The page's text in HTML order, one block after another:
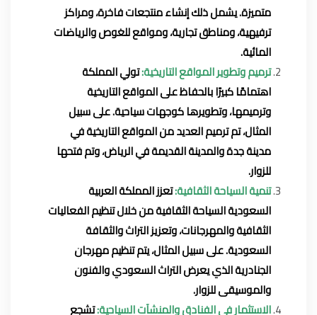
متميزة. يشمل ذلك إنشاء منتجعات فاخرة، ومراكز
ترفيهية، ومناطق تجارية، ومواقع للغوص والرياضات
المائية.
ترميم وتطوير المواقع التاريخية:تولي المملكة
اهتمامًا كبيرًا بالحفاظ على المواقع التاريخية
وترميمها، وتطويرها كوجهات سياحية. على سبيل
المثال، تم ترميم العديد من المواقع التاريخية في
مدينة جدة والمدينة القديمة في الرياض، وتم فتحها
للزوار.
تنمية السياحة الثقافية:تعزز المملكة العربية
السعودية السياحة الثقافية من خلال تنظيم الفعاليات
الثقافية والمهرجانات، وتعزيز التراث والثقافة
السعودية. على سبيل المثال، يتم تنظيم مهرجان
الجنادرية الذي يعرض التراث السعودي والفنون
والموسيقى للزوار.
الاستثمار في الفنادق والمنشآت السياحية:تشجع